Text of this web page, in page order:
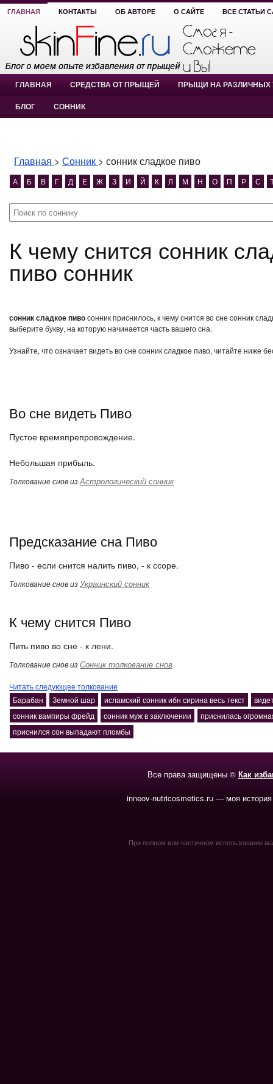
ГЛАВНАЯ КОНТАКТЫ ОБ АВТОРЕ О САЙТЕ ВСЕ СТАТЬИ
ГЛАВНАЯ СРЕДСТВА ОТ ПРЫЩЕЙ ПРЫЩИ НА РАЗЛИЧНЫХ
БЛОГ СОННИК
Главная > Сонник > сонник сладкое пиво
А Б В Г Д Е Ж З И Й К Л М Н О П Р С
К чему снится сонник сладкое пиво? сонник сладкое
пиво сонник
сонник сладкое пивосонник приснилось, к чему снится во сне сонник
выберите букву, на которую начинается часть вашего сна.
Узнайте, что означает видеть во сне сонник сладкое пиво, читайте ниже
Во сне видеть Пиво
Пустое времяпрепровождение.
Небольшая прибыль.
Толкование снов изАстрологический сонник
Предсказание сна Пиво
Пиво - если снится налить пиво, - к ссоре.
Толкование снов изУкраинский сонник
К чему снится Пиво
Пить пиво во сне - к лени.
Толкование снов изСонник толкование снов
Читать следующее толкование
Барабан
Земной шар исламский сонник ибн сирина весь текст
сонник вампиры фрейд
сонник муж в заключении
приснилась
приснился сон выпадают пломбы
Все права защищены © Как
inneov-nutricosmetics.ru — моя
При полном или частичном использовании